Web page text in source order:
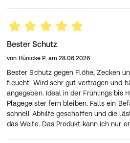
auf dem Tier und in der direkten
DIE HÄUFIGSTEN FRAGEN RUND
COMBO®
Wie schützt FRONTLINE
Zuhause?
FRONTLINE COMBO® besitzt
Bester Schutz
von Hünicke P. am 28.06.2026
Bester Schutz gegen Flöhe, Zecken
fleucht. Wird sehr gut vertragen und
angegeben. Ideal in der Frühlings bis
Plagegeister fern bleiben. Falls ein
schnell Abhilfe geschaffen und die
das Weite. Das Produkt kann ich nur